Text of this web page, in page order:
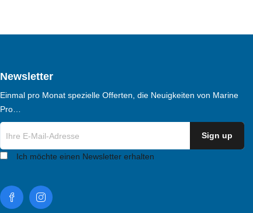
Newsletter
Einmal pro Monat spezielle Offerten, die Neuigkeiten von Marine
Pro…
Ich möchte einen Newsletter erhalten